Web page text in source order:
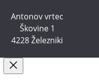
Antonov vrtec
Škovine 1
4228 Železniki